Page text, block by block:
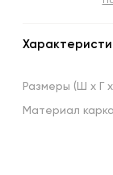
Размеры (Ш х х
Материал